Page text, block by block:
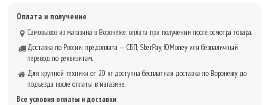
Оплата и получение
Самовывоз из магазина в Воронеже: оплата при получении после осмотра товара.
Доставка по России: предоплата — СБП, SberPay, ЮMoney или безналичный
перевод по реквизитам.
Для крупной техники от 20 кг доступна бесплатная доставка по Воронежу до
подъезда после оплаты в магазине.
Все условия оплаты и доставки